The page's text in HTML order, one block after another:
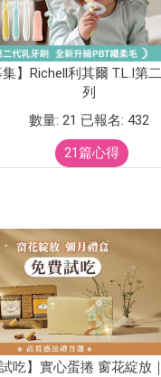
集】Richell利其爾 T.L.I第
列
數量: 21 已報名: 432
21篇心得
試吃】實心蛋捲 窗花綻放